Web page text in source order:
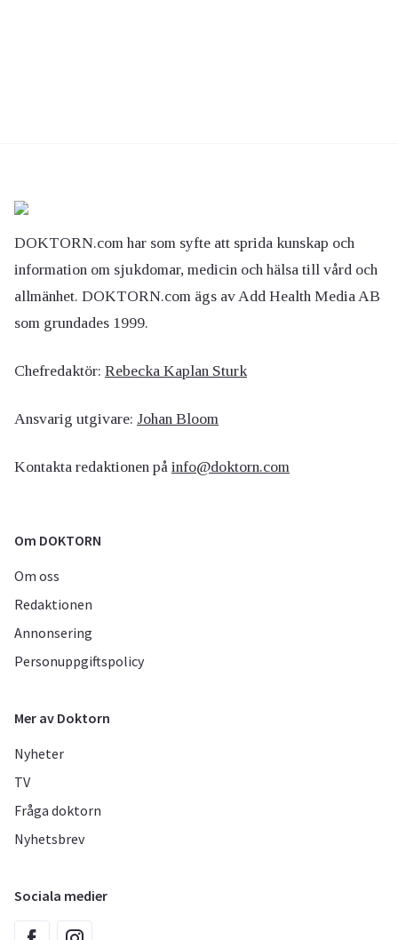
DOKTORN.com har som syfte att sprida kunskap och
information om sjukdomar, medicin och hälsa till vård och
allmänhet. DOKTORN.com ägs av Add Health Media AB
som grundades 1999.
Chefredaktör: Rebecka Kaplan Sturk
Ansvarig utgivare: Johan Bloom
Kontakta redaktionen på info@doktorn.com
Om DOKTORN
Om oss
Redaktionen
Annonsering
Personuppgiftspolicy
Mer av Doktorn
Nyheter
TV
Fråga doktorn
Nyhetsbrev
Sociala medier